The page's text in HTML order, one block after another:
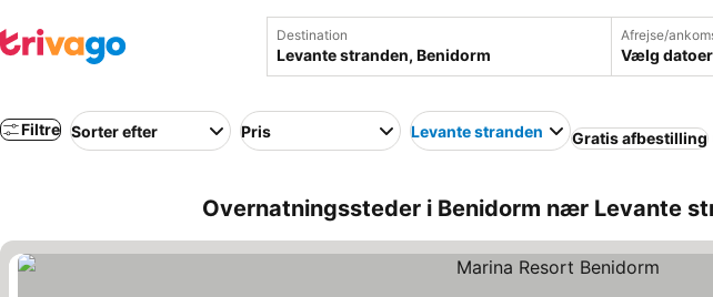
Destination Afrejse/
Vælg datoer
Filtre Sorter efter Pris Levante stranden Gratis afbestilling
Overnatningssteder i Benidorm nær Levante